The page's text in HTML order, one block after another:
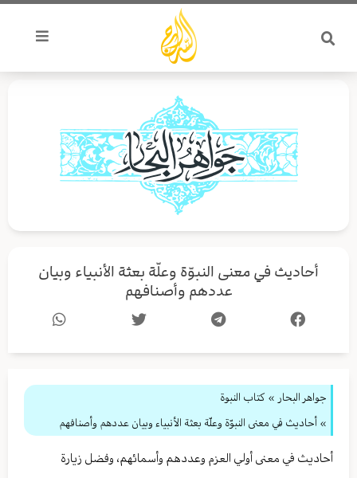
تخطي
المحتوى
أحاديث في معنى النبوّة وعلّة بعثة الأنبياء وبيان
عددهم وأصنافهم
جواهر البحار » كتاب النبوة
» أحاديث في معنى النبوّة وعلّة بعثة الأنبياء وبيان عددهم وأصنافهم
أحاديث في معنى أولي العزم وعددهم وأسمائهم، وفضل زيارة